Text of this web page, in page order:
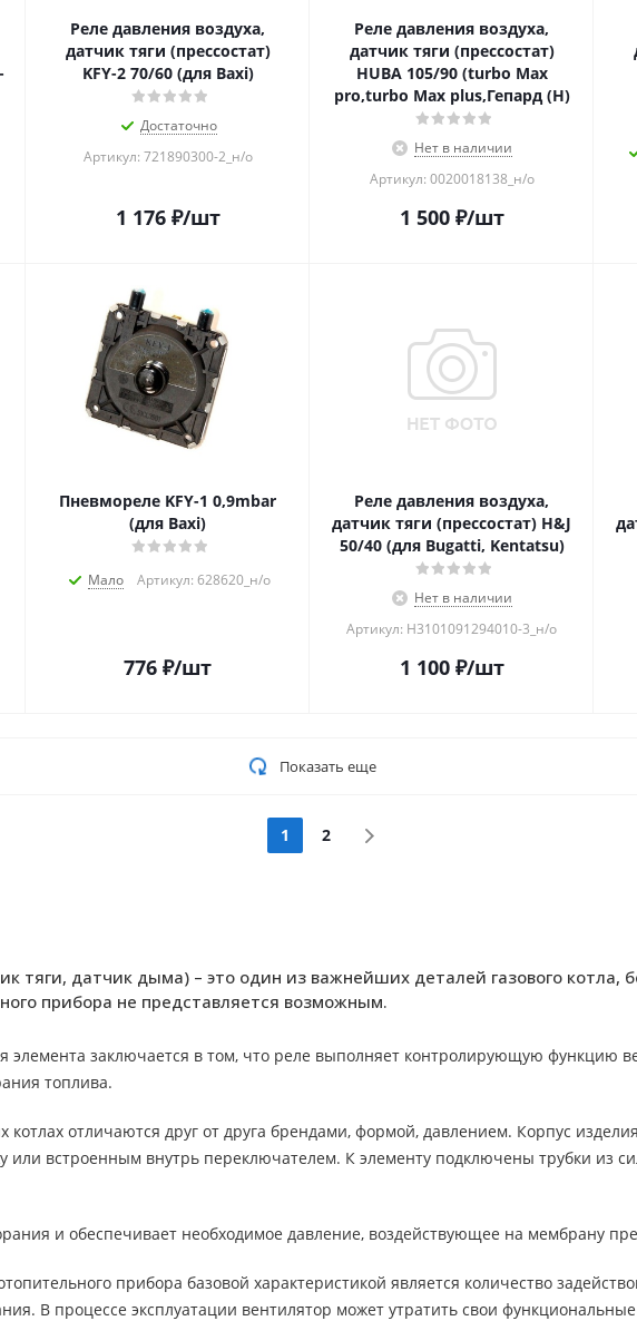
Реле давления воздуха,
датчик тяги (прессостат)
KFY-2 70/60 (для Baxi)
Достаточно
Артикул: 721890300-2_н/о
1 176₽/шт
Реле давления воздуха,
датчик тяги (прессостат)
HUBA 105/90 (turbo Max
pro,turbo Max plus,Гепард (H)
Нет в наличии
Артикул: 0020018138_н/о
1 500₽/шт
Пневмореле KFY-1 0,9mbar
(для Baxi)
Мало Артикул: 628620_н/о
776 ₽/шт
Реле давления воздуха,
датчик тяги (прессостат) H&J
50/40 (для Bugatti, Kentatsu)
Нет в наличии
Артикул: H3101091294010-3_н/о
1 100₽/шт
Показать еще
1 2
тяги, датчик дыма) – это один из важнейших деталей газового котла,
прибора не представляется возможным.
элемента заключается в том, что реле выполняет контролирующую функцию
топлива.
котлах отличаются друг от друга брендами, формой, давлением. Корпус
встроенным внутрь переключателем. К элементу подключены трубки из
и обеспечивает необходимое давление, воздействующее на мембрану
прибора базовой характеристикой является количество
В процессе эксплуатации вентилятор может утратить свои